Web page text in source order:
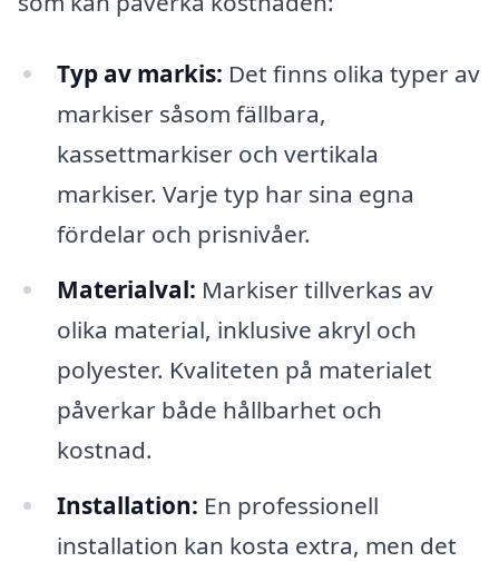
Typ av markis: Det finns olika typer av
markiser såsom fällbara,
kassettmarkiser och vertikala
markiser. Varje typ har sina egna
fördelar och prisnivåer.
Materialval: Markiser tillverkas av
olika material, inklusive akryl och
polyester. Kvaliteten på materialet
påverkar både hållbarhet och
kostnad.
Installation: En professionell
installation kan kosta extra, men det